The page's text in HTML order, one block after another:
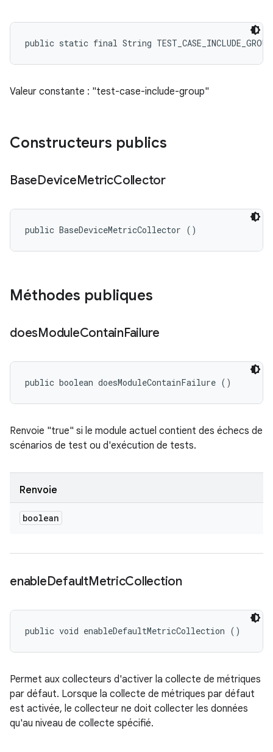
public static final String
Valeur constante : "test-case-include-group"
Constructeurs publics
BaseDeviceMetricCollector
public BaseDeviceMetricCollector ()
Méthodes publiques
doesModuleContainFailure
public boolean doesModuleContainFailure ()
Renvoie "true" si le module actuel contient des échecs de
scénarios de test ou d'exécution de tests.
Renvoie
boolean
enableDefaultMetricCollection
public void enableDefaultMetricCollection ()
Permet aux collecteurs d'activer la collecte de métriques
par défaut. Lorsque la collecte de métriques par défaut
est activée, le collecteur ne doit collecter les données
qu'au niveau de collecte spécifié.